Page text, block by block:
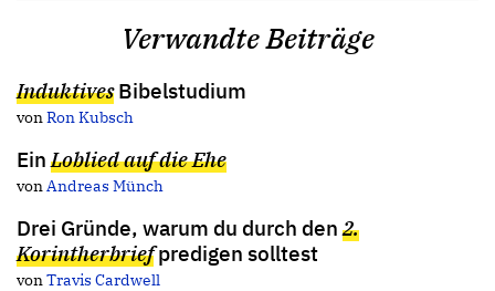
Verwandte Beiträge
InduktivesBibelstudium
vonRon Kubsch
EinLoblied auf die Ehe
vonAndreas Münch
Drei Gründe, warum du durch den2.
Korintherbriefpredigen solltest
vonTravis Cardwell